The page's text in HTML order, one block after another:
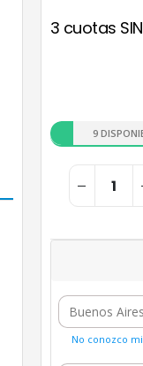
3 cuotas
9
No conozco